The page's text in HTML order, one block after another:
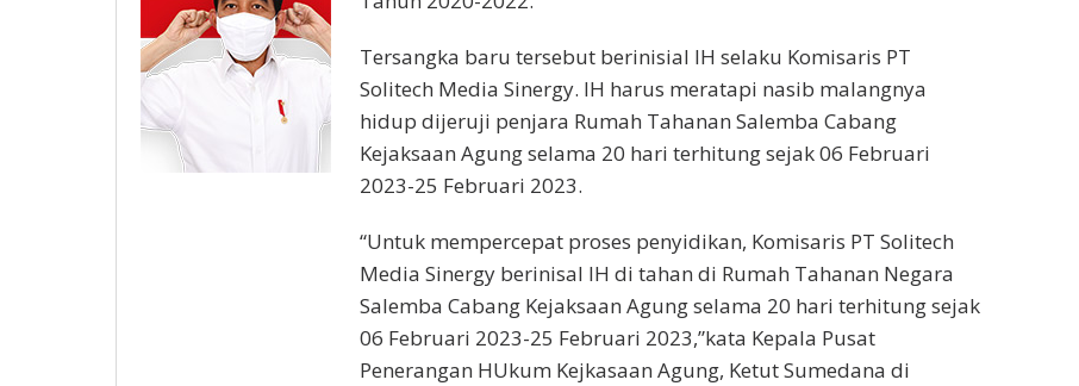
Tersangka baru tersebut berinisial IH selaku Komisaris PT
Solitech Media Sinergy. IH harus meratapi nasib malangnya
hidup dijeruji penjara Rumah Tahanan Salemba Cabang
Kejaksaan Agung selama 20 hari terhitung sejak 06 Februari
2023-25 Februari 2023.
“Untuk mempercepat proses penyidikan, Komisaris PT Solitech
Media Sinergy berinisal IH di tahan di Rumah Tahanan Negara
Salemba Cabang Kejaksaan Agung selama 20 hari terhitung sejak
06 Februari 2023-25 Februari 2023,”kata Kepala Pusat
Penerangan HUkum Kejkasaan Agung, Ketut Sumedana di